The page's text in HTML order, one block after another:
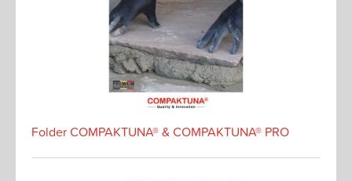
Folder COMPAKTUNA® & COMPAKTUNA® PRO